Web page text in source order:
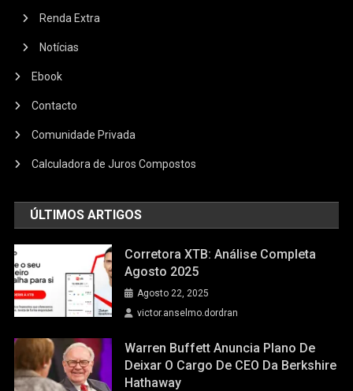
Renda Extra
Notícias
Ebook
Contacto
Comunidade Privada
Calculadora de Juros Compostos
ÚLTIMOS ARTIGOS
Corretora XTB: Análise Completa
Agosto 2025
Agosto 22, 2025
victor.anselmo.dordran
Warren Buffett Anuncia Plano De
Deixar O Cargo De CEO Da Berkshire
Hathaway